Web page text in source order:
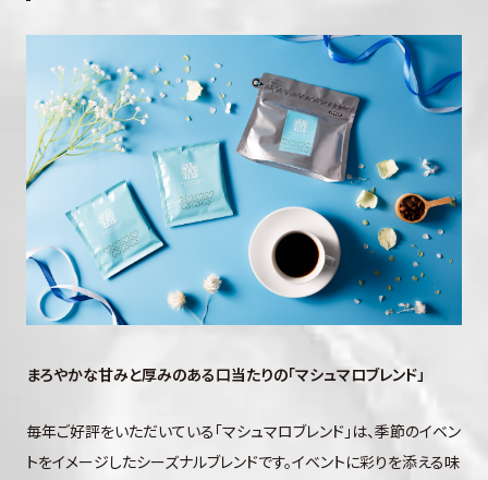
まろやかな甘みと厚みのある口当たりの「マシュマロブレンド」
毎年ご好評をいただいている「マシュマロブレンド」は、季節のイベン
トをイメージしたシーズナルブレンドです。イベントに彩りを添える味